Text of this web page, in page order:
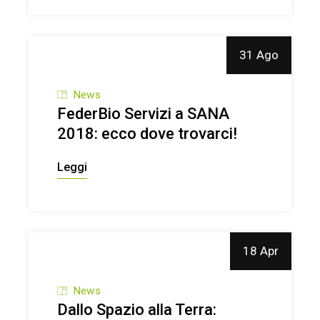
Nuovi gruppi
più sostenibile con Climate
Smart Advisors
31 Ago
News
FederBio Servizi a SANA
2018: ecco dove trovarci!
Leggi
18 Apr
News
Dallo Spazio alla Terra: